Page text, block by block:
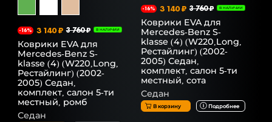
-16% 3 140 ₽ 3 760 ₽ В НАЛИЧИИ
Коврики EVA для
Mercedes-Benz S-
klasse (4) (W220,Long,
Рестайлинг) (2002-
2005) Седан,
комплект, салон 5-ти
местный, ромб
Седан
-16% 3 140 ₽ 3 760 ₽ В НАЛИЧИИ
Коврики EVA для
Mercedes-Benz S-
klasse (4) (W220,Long,
Рестайлинг) (2002-
2005) Седан,
комплект, салон 5-ти
местный, сота
Седан
В корзину Подробнее